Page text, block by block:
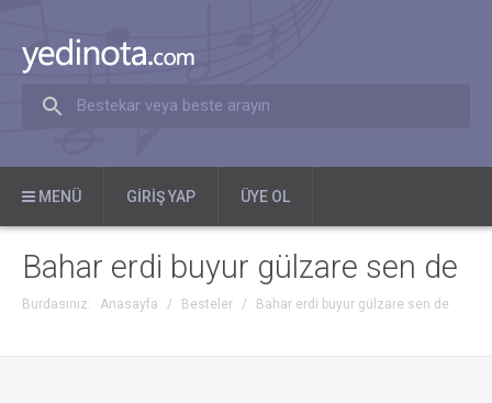
Bestekar veya beste arayın
MENÜ GIRIŞ YAP ÜYE OL
Bahar erdi buyur gülzare sen de
Burdasınız: Anasayfa / Besteler / Bahar erdi buyur gülzare sen de